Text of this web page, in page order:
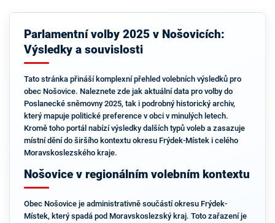
Parlamentní volby 2025 v Nošovicích:
Výsledky a souvislosti
Tato stránka přináší komplexní přehled volebních výsledků pro
obec Nošovice. Naleznete zde jak aktuální data pro volby do
Poslanecké sněmovny 2025, tak i podrobný historický archiv,
který mapuje politické preference v obci v minulých letech.
Kromě toho portál nabízí výsledky dalších typů voleb a zasazuje
místní dění do širšího kontextu okresu Frýdek-Místek i celého
Moravskoslezského kraje.
Nošovice v regionálním volebním kontextu
Obec Nošovice je administrativně součástí okresu Frýdek-
Místek, který spadá pod Moravskoslezský kraj. Toto zařazení je